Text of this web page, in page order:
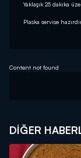
Yaklaşık 25 dakika
Plaska servise
Content not found
DIĞER